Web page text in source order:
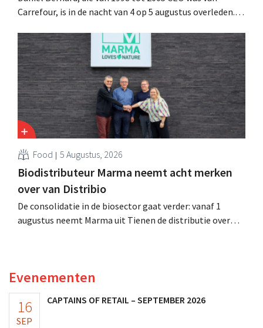
Carrefour, is in de nacht van 4 op 5 augustus overleden.
retailer, realiseerde de fusie met Promodès en nam
toenmalig Belgisch marktleider GB over.
Food 5 Augustus, 2026
Biodistributeur Marma neemt acht merken
over van Distribio
De consolidatie in de biosector gaat verder: vanaf 1
augustus neemt Marma uit Tienen de distributie over
Evenementen
16
SEP
CAPTAINS OF RETAIL – SEPTEMBER 2026